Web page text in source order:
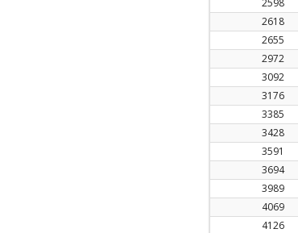
2598
2618
2655
2972
3092
3176
3385
3428
3591
3694
3989
4069
4126